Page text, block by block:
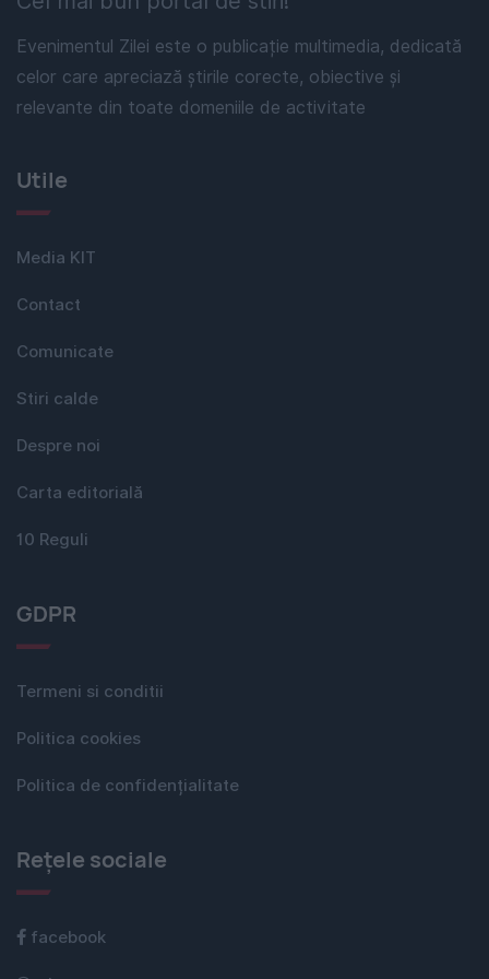
Evenimentul Zilei este o publicație multimedia, dedicată
celor care apreciază știrile corecte, obiective și
relevante din toate domeniile de activitate
Utile
Media KIT
Contact
Comunicate
Stiri calde
Despre noi
Carta editorială
10 Reguli
GDPR
Termeni si conditii
Politica cookies
Politica de confidențialitate
Rețele sociale
facebook